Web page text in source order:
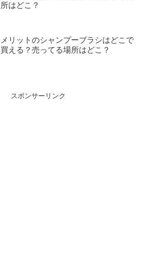
所はどこ？
メリットのシャンプーブラシはどこで
買える？売ってる場所はどこ？
スポンサーリンク